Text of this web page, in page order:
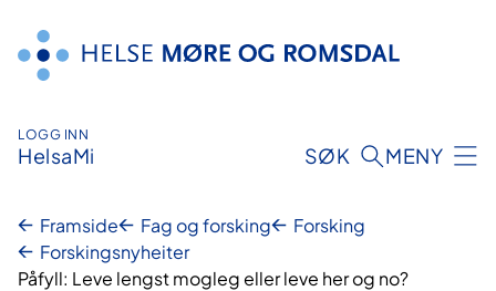
innhald
LOGG INN
HelsaMi SØK MENY
Framside Fag og forsking
Forsking
Forskingsnyheiter
Påfyll: Leve lengst mogleg eller leve her og no?